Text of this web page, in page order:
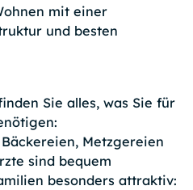
mit einer
und besten
Sie alles, was Sie für
Metzgereien
sind bequem
besonders attraktiv: